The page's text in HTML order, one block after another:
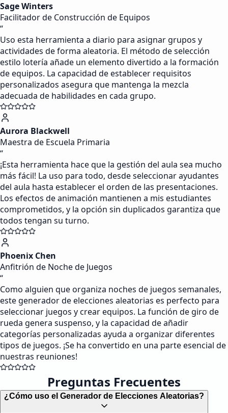
Sage Winters
Facilitador de Construcción de Equipos
“
Uso esta herramienta a diario para asignar grupos y
actividades de forma aleatoria. El método de selección
estilo lotería añade un elemento divertido a la formación
de equipos. La capacidad de establecer requisitos
personalizados asegura que mantenga la mezcla
adecuada de habilidades en cada grupo.
Aurora Blackwell
Maestra de Escuela Primaria
“
¡Esta herramienta hace que la gestión del aula sea mucho
más fácil! La uso para todo, desde seleccionar ayudantes
del aula hasta establecer el orden de las presentaciones.
Los efectos de animación mantienen a mis estudiantes
comprometidos, y la opción sin duplicados garantiza que
todos tengan su turno.
Phoenix Chen
Anfitrión de Noche de Juegos
“
Como alguien que organiza noches de juegos semanales,
este generador de elecciones aleatorias es perfecto para
seleccionar juegos y crear equipos. La función de giro de
rueda genera suspenso, y la capacidad de añadir
categorías personalizadas ayuda a organizar diferentes
tipos de juegos. ¡Se ha convertido en una parte esencial de
nuestras reuniones!
Preguntas Frecuentes
¿Cómo uso el Generador de Elecciones Aleatorias?